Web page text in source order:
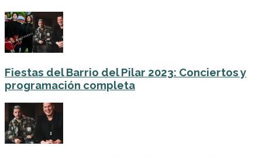
Fiestas del Barrio del Pilar 2023: Conciertos y
programación completa